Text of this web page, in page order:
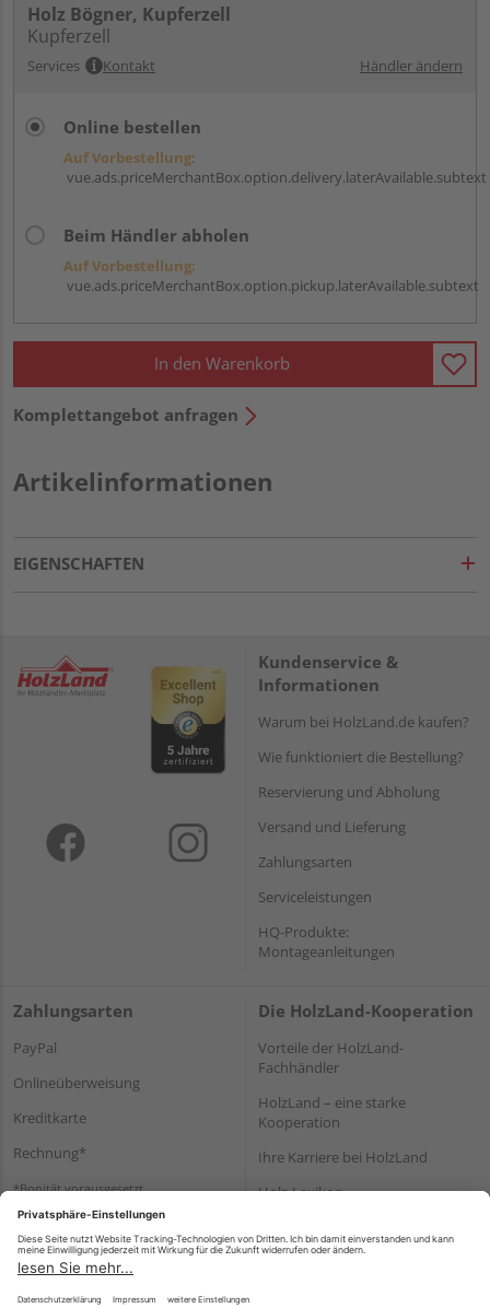
Holz Bögner, Kupferzell
Kupferzell
Services Kontakt Händler ändern
Online bestellen
Auf Vorbestellung:
vue.ads.priceMerchantBox.option.delivery.laterAvailable.subtext
Beim Händler abholen
Auf Vorbestellung:
vue.ads.priceMerchantBox.option.pickup.laterAvailable.subtext
In den Warenkorb
Komplettangebot anfragen
Artikelinformationen
EIGENSCHAFTEN
Kundenservice &
Informationen
Warum bei HolzLand.de kaufen?
Wie funktioniert die Bestellung?
Reservierung und Abholung
Versand und Lieferung
Zahlungsarten
Serviceleistungen
HQ-Produkte:
Montageanleitungen
Zahlungsarten
PayPal
Onlineüberweisung
Kreditkarte
Rechnung*
*Bonität vorausgesetzt
Die HolzLand-Kooperation
Vorteile der HolzLand-
Fachhändler
HolzLand – eine starke
Kooperation
Ihre Karriere bei HolzLand
Holz-Lexikon